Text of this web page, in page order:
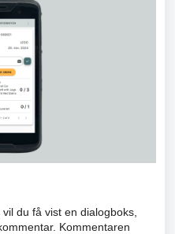
du få vist en dialogboks,
Kommentaren